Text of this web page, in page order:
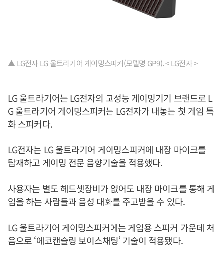
▲ LG전자 LG 울트라기어 게이밍스피커(모델명 GP9). < LG전자 >
LG 울트라기어는 LG전자의 고성능 게이밍기기 브랜드로 L
G 울트라기어 게이밍스피커는 LG전자가 내놓는 첫 게임 특
화 스피커다.
LG전자는 LG 울트라기어 게이밍스피커에 내장 마이크를
탑재하고 게이밍 전문 음향기술을 적용했다.
사용자는 별도 헤드셋장비가 없어도 내장 마이크를 통해 게
임을 하는 사람들과 음성 대화를 주고받을 수 있다.
LG 울트라기어 게이밍스피커에는 게임용 스피커 가운데 처
음으로 ‘에코캔슬링 보이스채팅’ 기술이 적용됐다.